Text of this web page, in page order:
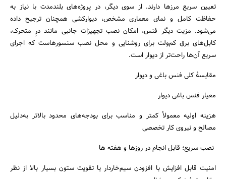
تعیین سریع مرزها دارند. از سوی دیگر، در پروژه‌های بلندمدت با نیاز به
حفاظت کامل و نمای معماری مشخص، دیوارکشی همچنان ترجیح داده
می‌شود. مزیت دیگر فنس، امکان نصب تجهیزات جانبی مانند درِ متحرک،
کابل‌های برق کم‌ولت برای روشنایی و محل نصب سنسورهاست که اجرای
سریع آن‌ها راحت‌تر از دیوار است.
مقایسهٔ کلی فنس باغی و دیوار
معیار فنس باغی دیوار
هزینه اولیه معمولاً کمتر و مناسب برای بودجه‌های محدود بالاتر به‌دلیل
مصالح و نیروی کار تخصصی
نصب سریع؛ قابل انجام در روزها و هفته ها
امنیت قابل افزایش با افزودن سیم‌خاردار یا تقویت ستون بسیار بالا از نظر